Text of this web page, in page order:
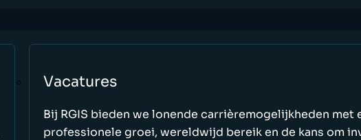
Vacatures
Bij RGIS bieden we lonende carrièremogelijkheden met
professionele groei, wereldwijd bereik en de kans om